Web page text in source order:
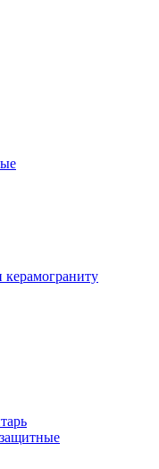
керамограниту